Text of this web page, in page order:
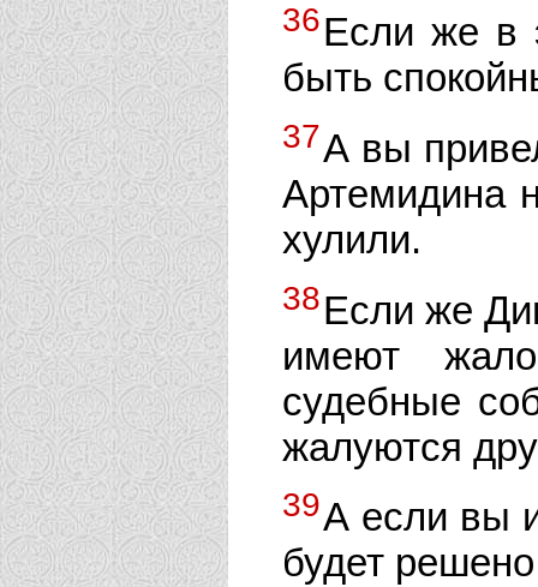
36Если же в
быть
37А вы
Артемидина
хулили.
38Если же
имеют
судебные
жалуются
39А если вы
будет